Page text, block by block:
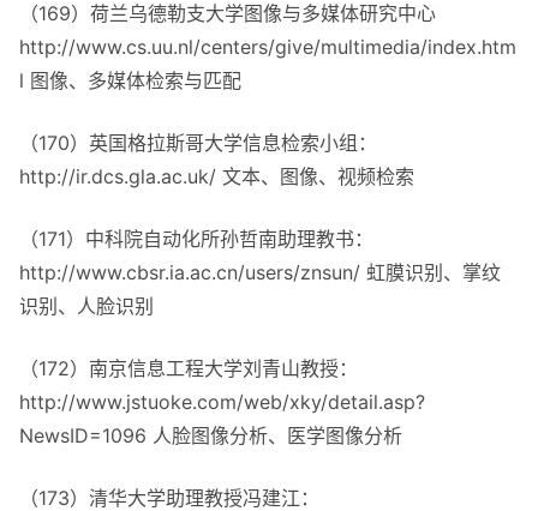
（169）荷兰乌德勒支大学图像与多媒体研究中心
http://www.cs.uu.nl/centers/give/multimedia/index.htm
l 图像、多媒体检索与匹配
（170）英国格拉斯哥大学信息检索小组：
http://ir.dcs.gla.ac.uk/ 文本、图像、视频检索
（171）中科院自动化所孙哲南助理教书：
http://www.cbsr.ia.ac.cn/users/znsun/ 虹膜识别、掌纹
识别、人脸识别
（172）南京信息工程大学刘青山教授：
http://www.jstuoke.com/web/xky/detail.asp?
NewsID=1096 人脸图像分析、医学图像分析
（173）清华大学助理教授冯建江：